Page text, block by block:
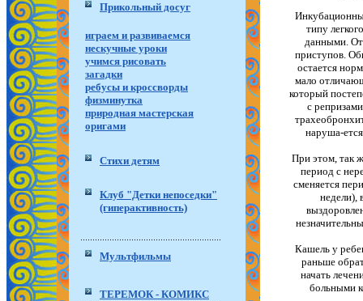
Прикольный досуг
играем и развиваемся
нескучные уроки
учимся рисовать
загадки
ребусы и кроссворды
физминутка
природная мастерская
оригами
Стихи детям
Клуб "Детки непоседки"
(гиперактивность)
Мультфильмы
ТЕРЕМОК - КОМИКС
типу
данными.
приступов.
остается
мало
который
с
наруша-
При этом, так
период с
сменяется
недели),
Кашель у
раньше
начать
больными